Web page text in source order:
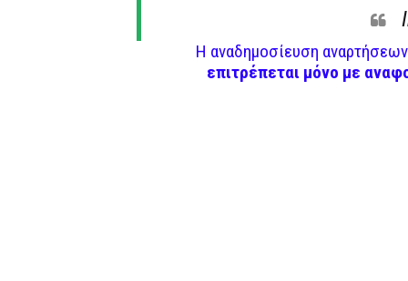
Η αναδημοσίευση
επιτρέπεται μόνο με